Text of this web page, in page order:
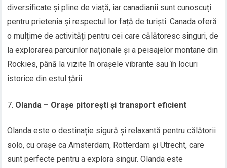
diversificate și pline de viață, iar canadianii sunt cunoscuți
pentru prietenia și respectul lor față de turiști. Canada oferă
o mulțime de activități pentru cei care călătoresc singuri, de
la explorarea parcurilor naționale și a peisajelor montane din
Rockies, până la vizite în orașele vibrante sau în locuri
istorice din estul țării.
Olanda – Orașe pitorești și transport eficient
Olanda este o destinație sigură și relaxantă pentru călătorii
solo, cu orașe ca Amsterdam, Rotterdam și Utrecht, care
sunt perfecte pentru a explora singur. Olanda este